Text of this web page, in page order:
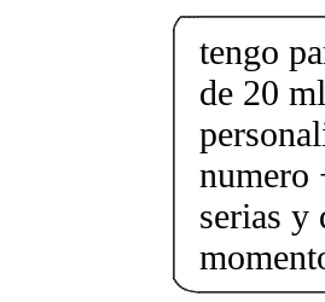
tengo
de 20
numero
serias y